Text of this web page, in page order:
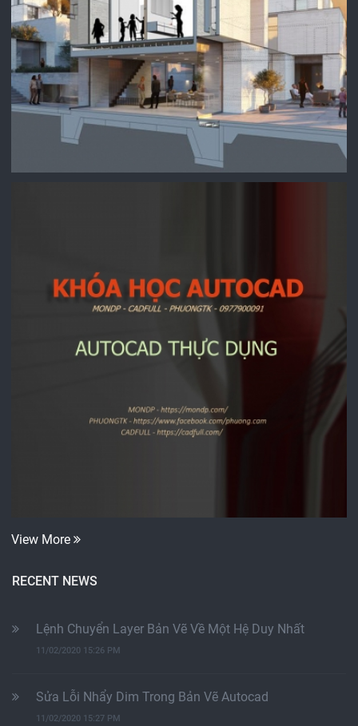
View More
RECENT NEWS
Lệnh Chuyển Layer Bản Vẽ Về Một Hệ Duy Nhất
11/02/2020 15:26 PM
Sửa Lỗi Nhẩy Dim Trong Bản Vẽ Autocad
11/02/2020 15:27 PM